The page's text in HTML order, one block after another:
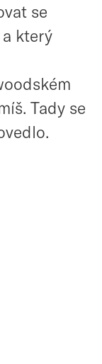
se
který
Tady se